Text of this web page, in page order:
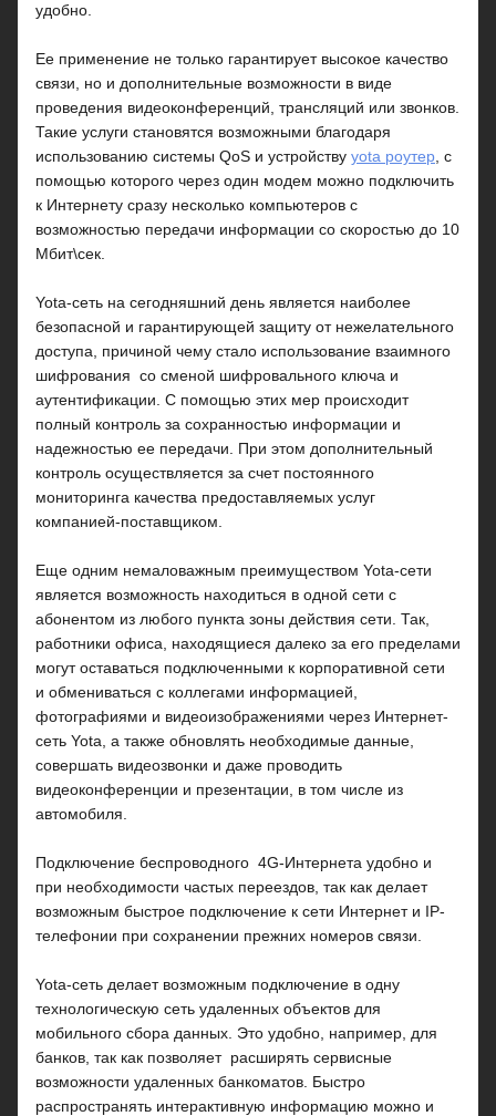
удобно.
Ее применение не только гарантирует высокое качество
связи, но и дополнительные возможности в виде
проведения видеоконференций, трансляций или звонков.
Такие услуги становятся возможными благодаря
использованию системы QoS и устройству yota роутер , с
помощью которого через один модем можно подключить
к Интернету сразу несколько компьютеров с
возможностью передачи информации со скоростью до 10
Мбит\сек.
Yota-сеть на сегодняшний день является наиболее
безопасной и гарантирующей защиту от нежелательного
доступа, причиной чему стало использование взаимного
шифрования со сменой шифровального ключа и
аутентификации. С помощью этих мер происходит
полный контроль за сохранностью информации и
надежностью ее передачи. При этом дополнительный
контроль осуществляется за счет постоянного
мониторинга качества предоставляемых услуг
компанией-поставщиком.
Еще одним немаловажным преимуществом Yota-сети
является возможность находиться в одной сети с
абонентом из любого пункта зоны действия сети. Так,
работники офиса, находящиеся далеко за его пределами
могут оставаться подключенными к корпоративной сети
и обмениваться с коллегами информацией,
фотографиями и видеоизображениями через Интернет-
сеть Yota, а также обновлять необходимые данные,
совершать видеозвонки и даже проводить
видеоконференции и презентации, в том числе из
автомобиля.
Подключение беспроводного 4G-Интернета удобно и
при необходимости частых переездов, так как делает
возможным быстрое подключение к сети Интернет и IP-
телефонии при сохранении прежних номеров связи.
Yota-сеть делает возможным подключение в одну
технологическую сеть удаленных объектов для
мобильного сбора данных. Это удобно, например, для
банков, так как позволяет расширять сервисные
возможности удаленных банкоматов. Быстро
распространять интерактивную информацию можно и